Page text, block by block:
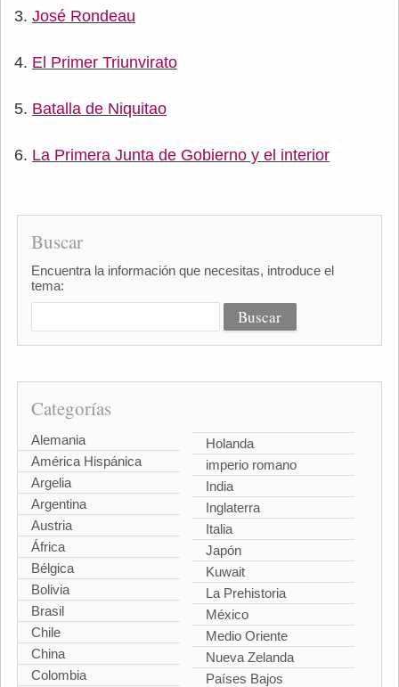
José Rondeau
El Primer Triunvirato
Batalla de Niquitao
La Primera Junta de Gobierno y el interior
Buscar
Encuentra la información que necesitas, introduce el
tema:
Categorías
Alemania
América Hispánica
Argelia
Argentina
Austria
África
Bélgica
Bolivia
Brasil
Chile
China
Colombia
Holanda
imperio romano
India
Inglaterra
Italia
Japón
Kuwait
La Prehistoria
México
Medio Oriente
Nueva Zelanda
Países Bajos